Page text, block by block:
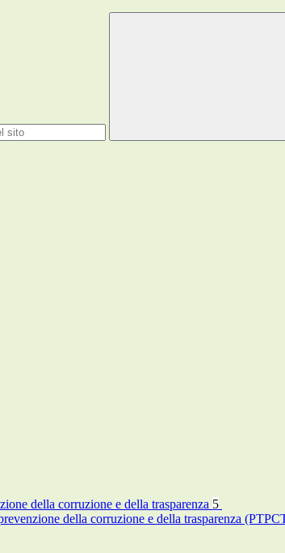
della corruzione e della trasparenza 5
della corruzione e della trasparenza